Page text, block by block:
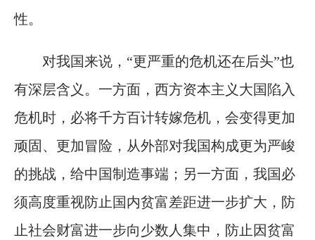
性。
对我国来说，“更严重的危机还在后头”也
有深层含义。一方面，西方资本主义大国陷入
危机时，必将千方百计转嫁危机，会变得更加
顽固、更加冒险，从外部对我国构成更为严峻
的挑战，给中国制造事端；另一方面，我国必
须高度重视防止国内贫富差距进一步扩大，防
止社会财富进一步向少数人集中，防止因贫富